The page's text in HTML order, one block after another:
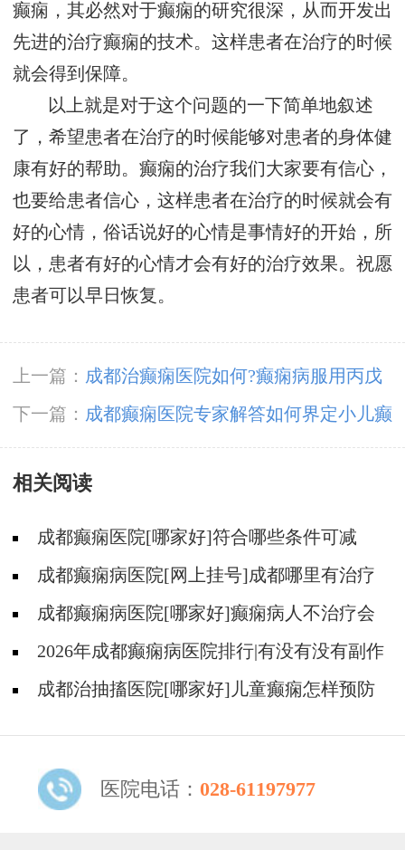
癫痫，其必然对于癫痫的研究很深，从而开发出
先进的治疗癫痫的技术。这样患者在治疗的时候
就会得到保障。
以上就是对于这个问题的一下简单地叙述
了，希望患者在治疗的时候能够对患者的身体健
康有好的帮助。癫痫的治疗我们大家要有信心，
也要给患者信心，这样患者在治疗的时候就会有
好的心情，俗话说好的心情是事情好的开始，所
以，患者有好的心情才会有好的治疗效果。祝愿
患者可以早日恢复。
上一篇： 成都治癫痫医院如何?癫痫病服用丙戊
酸镁有什么副作用?
下一篇： 成都癫痫医院专家解答如何界定小儿癫
痫的恢复标准?
相关阅读
成都癫痫医院[哪家好]符合哪些条件可减
药、停药?
成都癫痫病医院[网上挂号]成都哪里有治疗
癫痫的中医?
成都癫痫病医院[哪家好]癫痫病人不治疗会
怎样?2026年成都癫痫病医院排行|有没有没有副作
用的抗癫痫药物呢？
成都治抽搐医院[哪家好]儿童癫痫怎样预防
医院电话： 028-61197977